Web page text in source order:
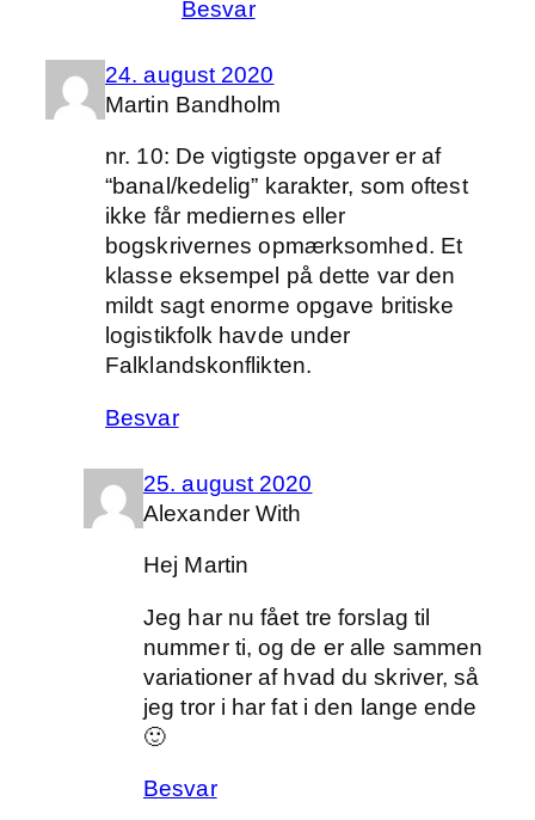
Besvar
24. august 2020
Martin Bandholm
nr. 10: De vigtigste opgaver er af
“banal/kedelig” karakter, som oftest
ikke får mediernes eller
bogskrivernes opmærksomhed. Et
klasse eksempel på dette var den
mildt sagt enorme opgave britiske
logistikfolk havde under
Falklandskonflikten.
Besvar
25. august 2020
Alexander With
Hej Martin
Jeg har nu fået tre forslag til
nummer ti, og de er alle sammen
variationer af hvad du skriver, så
jeg tror i har fat i den lange ende
🙂
Besvar